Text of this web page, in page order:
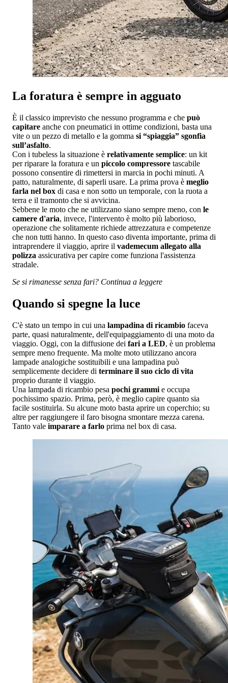
La foratura è sempre in agguato
È il classico imprevisto che nessuno programma e che può
capitare anche con pneumatici in ottime condizioni, basta una
vite o un pezzo di metallo e la gomma si “spiaggia” sgonfia
sull’asfalto.
Con i tubeless la situazione è relativamente semplice: un kit
per riparare la foratura e un piccolo compressore tascabile
possono consentire di rimettersi in marcia in pochi minuti. A
patto, naturalmente, di saperli usare. La prima prova è meglio
farla nel box di casa e non sotto un temporale, con la ruota a
terra e il tramonto che si avvicina.
Sebbene le moto che ne utilizzano siano sempre meno, con le
camere d'aria, invece, l'intervento è molto più laborioso,
operazione che solitamente richiede attrezzatura e competenze
che non tutti hanno. In questo caso diventa importante, prima di
intraprendere il viaggio, aprire il vademecum allegato alla
polizza assicurativa per capire come funziona l'assistenza
stradale.
Se si rimanesse senza fari? Continua a leggere
Quando si spegne la luce
C'è stato un tempo in cui una lampadina di ricambio faceva
parte, quasi naturalmente, dell'equipaggiamento di una moto da
viaggio. Oggi, con la diffusione dei fari a LED, è un problema
sempre meno frequente. Ma molte moto utilizzano ancora
lampade analogiche sostituibili e una lampadina può
semplicemente decidere di terminare il suo ciclo di vita
proprio durante il viaggio.
Una lampada di ricambio pesa pochi grammi e occupa
pochissimo spazio. Prima, però, è meglio capire quanto sia
facile sostituirla. Su alcune moto basta aprire un coperchio; su
altre per raggiungere il faro bisogna smontare mezza carena.
Tanto vale imparare a farlo prima nel box di casa.